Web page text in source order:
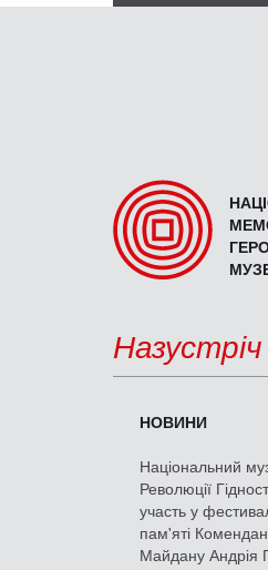
НОВИНИ
Національний
Революції
участь у
пам'яті
Майдану Андрія